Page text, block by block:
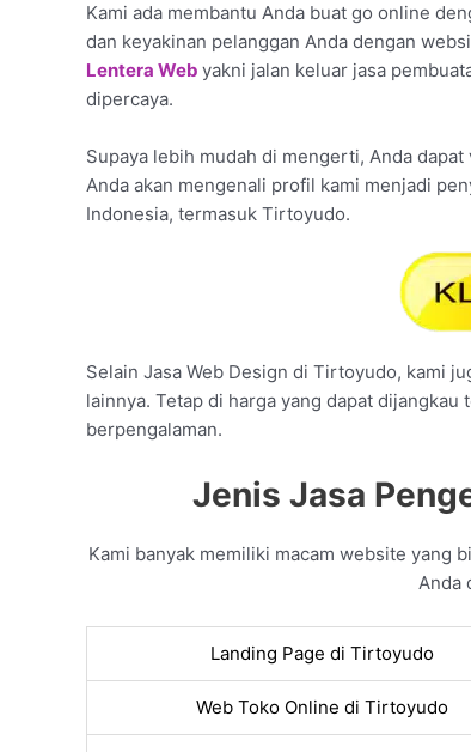
Kami ada membantu Anda buat go online
dan keyakinan pelanggan Anda dengan
Lentera Web yakni jalan keluar jasa
dipercaya.
Supaya lebih mudah di mengerti, Anda
Anda akan mengenali profil kami menjadi
Indonesia, termasuk Tirtoyudo.
Selain Jasa Web Design di Tirtoyudo, kami
lainnya. Tetap di harga yang dapat
berpengalaman.
Jenis Jasa
Kami banyak memiliki macam website yang
Anda
Landing Page di Tirtoyudo
Web Toko Online di Tirtoyudo